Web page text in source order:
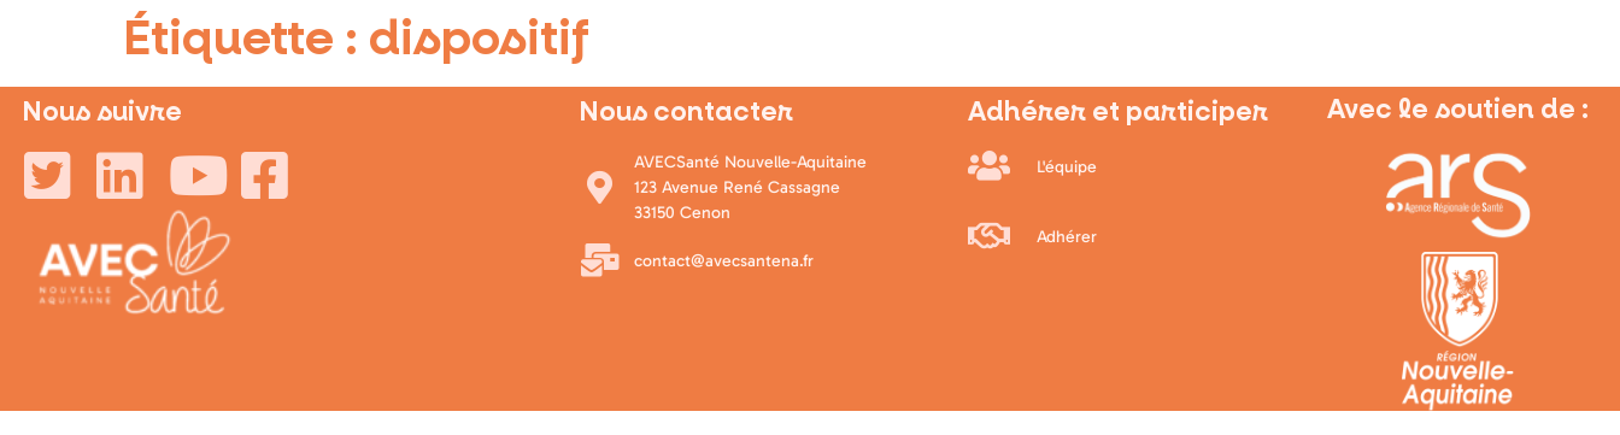
Étiquette : dispositif
Nous suivre Nous contacter
AVECSanté Nouvelle-Aquitaine
123 Avenue René Cassagne
33150 Cenon
contact@avecsantena.fr
Adhérer et participer
L'équipe
Adhérer
Avec le soutien de :